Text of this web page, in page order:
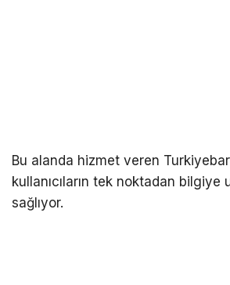
Bu alanda hizmet veren
kullanıcıların tek noktadan bilgiye
sağlıyor.